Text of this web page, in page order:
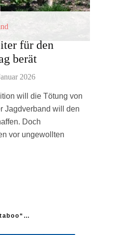
für den
berät
2026
will die Tötung von
Jagdverband will den
Doch
vor ungewollten